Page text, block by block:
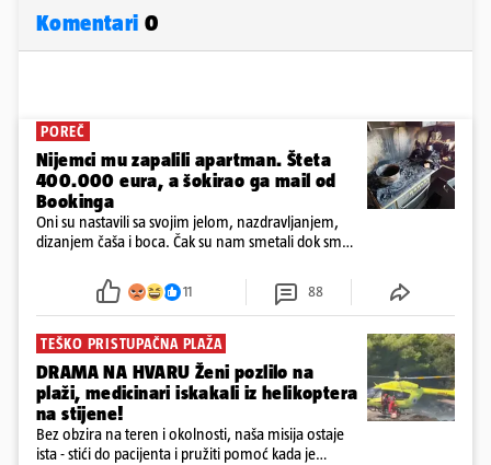
Komentari 0
POREČ
Nijemci mu zapalili apartman. Šteta
400.000 eura, a šokirao ga mail od
Bookinga
Oni su nastavili sa svojim jelom, nazdravljanjem,
dizanjem čaša i boca. Čak su nam smetali dok smo
požar, rekao je vlasnik
11 88
TEŠKO PRISTUPAČNA PLAŽA
DRAMA NA HVARU Ženi pozlilo na
plaži, medicinari iskakali iz helikoptera
na stijene!
Bez obzira na teren i okolnosti, naša misija ostaje
ista - stići do pacijenta i pružiti pomoć kada je